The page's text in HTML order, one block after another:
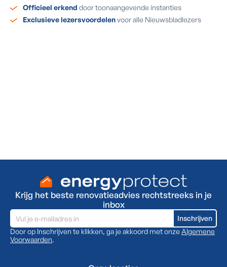
Officieel erkend door toonaangevende instanties
Exclusieve lezersvoordelenvoor alle Nieuwsbladlezers
Krijg het beste renovatieadvies rechtstreeks in je
inbox
Door op Inschrijven te klikken, ga je akkoord met onze Algemene
Voorwaarden.